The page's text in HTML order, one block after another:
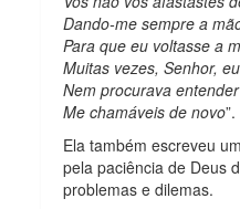
Dando-me sempre a
Para que eu voltasse a
Muitas vezes, Senhor,
Nem procurava
Me chamáveis de novo
Ela também escreveu
pela paciência de Deus
problemas e dilemas.